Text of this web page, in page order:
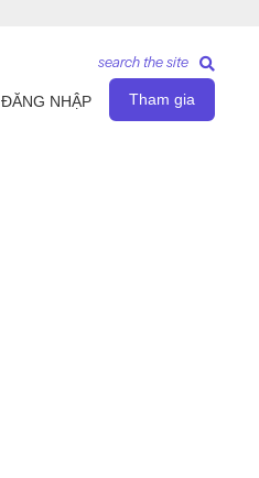
ĐĂNG NHẬP Tham gia
search the site